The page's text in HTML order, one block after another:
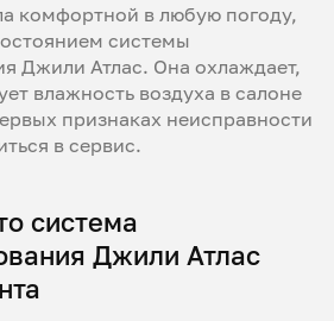
комфортной в любую погоду,
системы
Джили Атлас. Она охлаждает,
влажность воздуха в салоне
признаках неисправности
в сервис.
система
Джили Атлас